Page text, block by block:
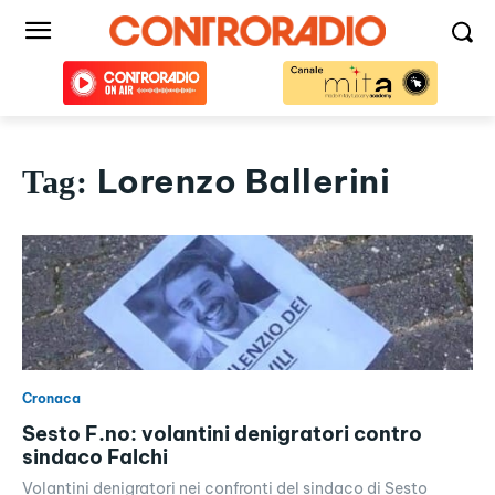
Tag: Lorenzo Ballerini
Cronaca
Sesto F.no: volantini denigratori contro
sindaco Falchi
Volantini denigratori nei confronti del sindaco di Sesto